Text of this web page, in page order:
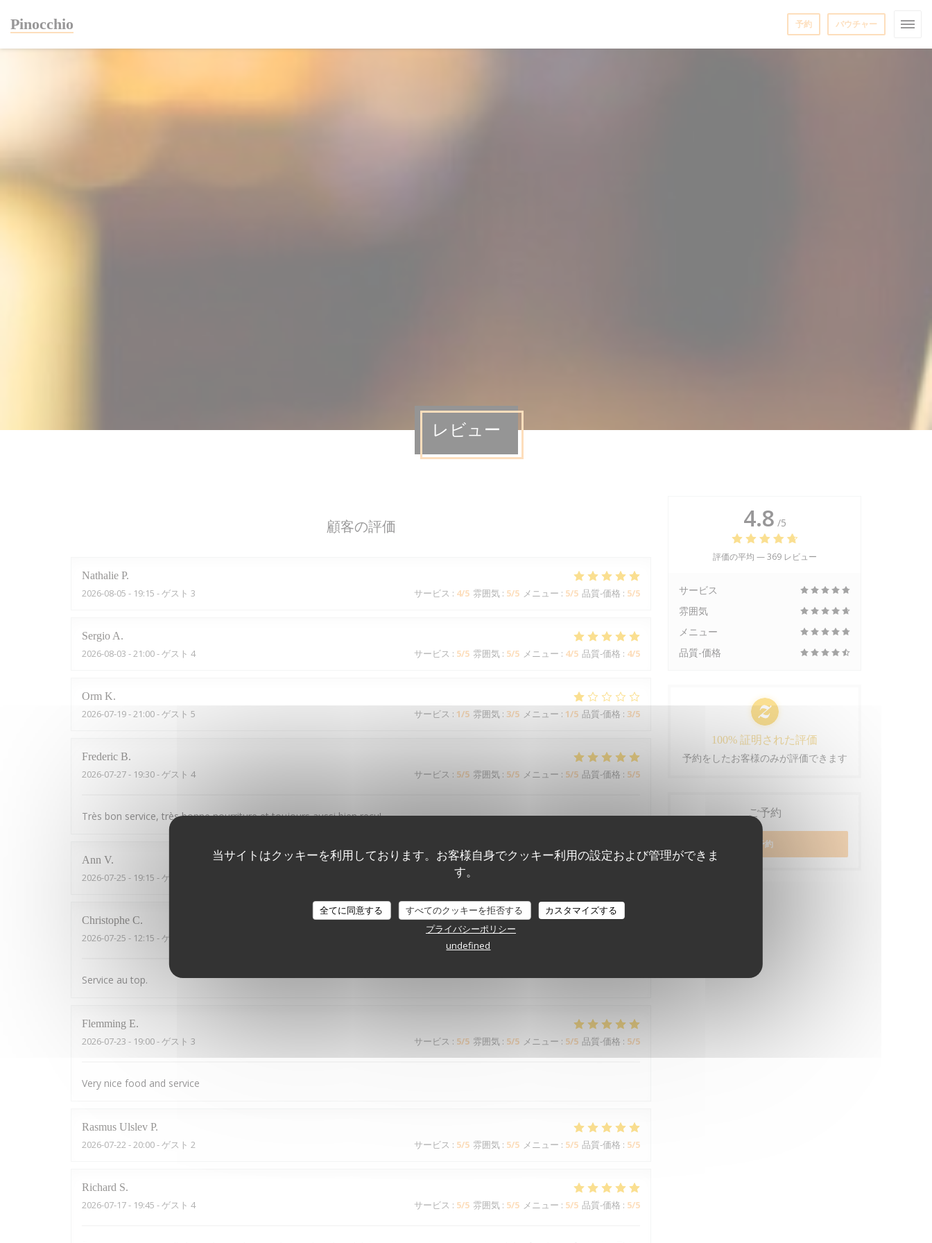
当サイトはクッキーを利用しております。お客様自身でクッキー利用の設定および管理ができま
す。
全てに同意する すべてのクッキーを拒否する
カスタマイズする
プライバシーポリシー
undefined
Pinocchio 予約 バウチャー
レビュー
顧客の評価
Nathalie P
2026-08-05 - 19:15 - ゲスト 3 サービス : 4/5 雰囲気 : 5/5 メニュー : 5/5 品質-価格 : 5/5
Sergio A
2026-08-03 - 21:00 - ゲスト 4 サービス : 5/5 雰囲気 : 5/5 メニュー : 4/5 品質-価格 : 4/5
Orm K
2026-07-19- 21:00 - ゲスト 5 サービス : 1/5 雰囲気 : 3/5 メニュー : 1/5 品質-価格 : 3/5
Frederic B
2026-07-27- 19:30 - ゲスト 4 サービス : 5/5 雰囲気 : 5/5 メニュー : 5/5 品質-価格 : 5/5
Très bon service, très bonne nourriture et toujours aussi bien reçu!
Ann V
2026-07-25 - 19:15 - ゲスト 2 5 /5
Christophe C
2026-07-25 - 12:15 - ゲスト 7 サービス:5/5 雰囲気:5/5
Service au top.
Flemming E
2026-07-23 - 19:00 - ゲスト 3 サービス : 5/5 雰囲気 : 5/5 メニュー : 5/5 品質-価格 : 5/5
Very nice food and service
Rasmus Ulslev P
2026-07-22 - 20:00 - ゲスト 2 サービス : 5/5 雰囲気 : 5/5 メニュー : 5/5 品質-価格 : 5/5
Richard S
2026-07-17- 19:45 - ゲスト 4 サービス : 5/5 雰囲気 : 5/5 メニュー : 5/5 品質-価格 : 5/5
4.8 /5
評価の平均 —369 レビュー
サービス
雰囲気
メニュー
品質-価格
100% 証明された評価
予約をしたお客様のみが評価できます
ご予約
予約